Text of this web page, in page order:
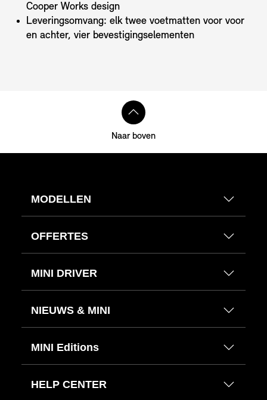
Cooper Works design
Leveringsomvang: elk twee voetmatten voor voor
en achter, vier bevestigingselementen